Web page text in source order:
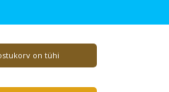
on tühi